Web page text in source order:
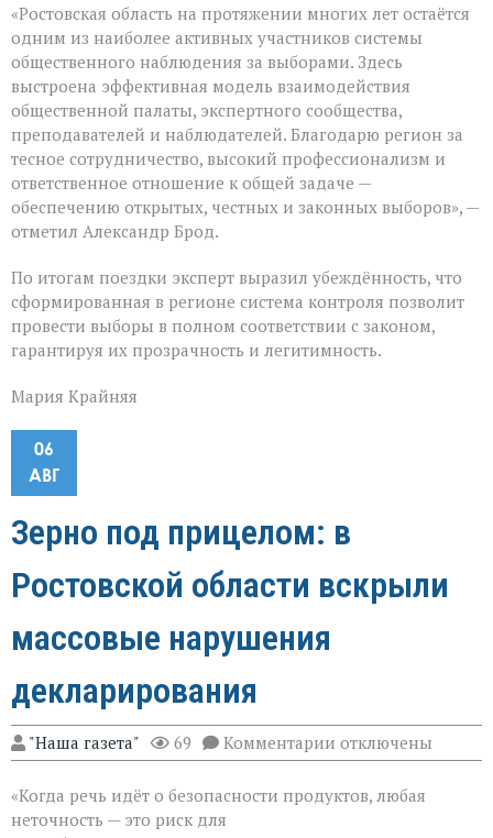
«Ростовская область на протяжении многих лет остаётся
одним из наиболее активных участников системы
общественного наблюдения за выборами. Здесь
выстроена эффективная модель взаимодействия
общественной палаты, экспертного сообщества,
преподавателей и наблюдателей. Благодарю регион за
тесное сотрудничество, высокий профессионализм и
ответственное отношение к общей задаче —
обеспечению открытых, честных и законных выборов», —
отметил Александр Брод.
По итогам поездки эксперт выразил убеждённость, что
сформированная в регионе система контроля позволит
провести выборы в полном соответствии с законом,
гарантируя их прозрачность и легитимность.
Мария Крайняя
06
АВГ
Зерно под прицелом: в
Ростовской области вскрыли
массовые нарушения
декларирования
"Наша газета" 69 Комментарии к
записи
под
отключены
«Когда речь идёт о безопасности продуктов, любая
неточность — это риск для